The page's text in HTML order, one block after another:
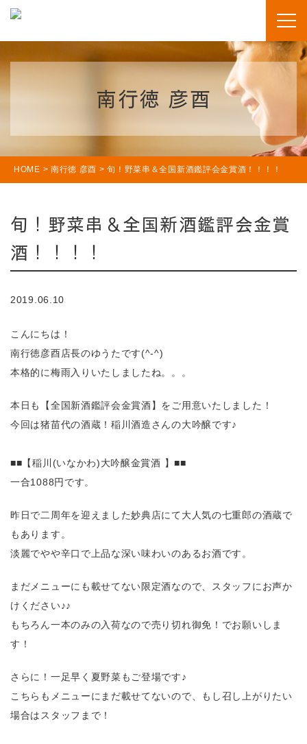
南行徳 彦酉
HOME > 南行徳 彦酉 >旬！野菜串＆全国新酒鑑評会金賞酒！！！！
旬！野菜串＆全国新酒鑑評会金賞
酒！！！！
2019.06.10
こんにちは！
南行徳彦酉店長のゆうたです(^-^)
本格的に梅雨入りいたしましたね。。。
本日も【全国新酒鑑評会金賞酒】をご用意いたしました！
今回は猪苗代の酒蔵！稲川酒造さんの大吟醸です♪
■■【稲川(いなかわ)大吟醸金賞酒 】■■
一合1088円です。
昨日で二周年を迎えました妙典店にて大人気の七重郎の酒蔵で
もあります。
淡麗でやや辛口で上品な深い味わいのあるお酒です。
まだメニューにも載せてない限定酒なので、スタッフにお声か
けください♪♪
もちろん一本のみの入荷なので売り切れ御免！でお願いしま
す！
さらに！一足早く夏野菜もご登場です♪
こちらもメニューにまだ載せてないので、もし召し上がりたい
場合はスタッフまで！